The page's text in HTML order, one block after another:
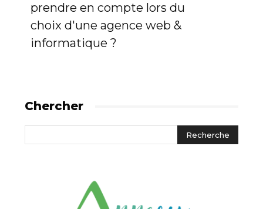
prendre en compte lors du
choix d'une agence web &
informatique ?
Chercher